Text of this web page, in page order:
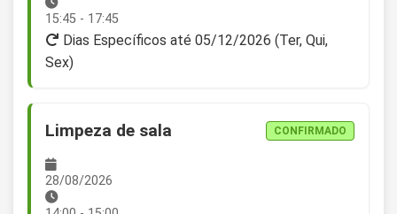
15:45 - 17:45
Dias Específicos até 05/12/2026 (Ter, Qui,
Sex)
Limpeza de sala CONFIRMADO
28/08/2026